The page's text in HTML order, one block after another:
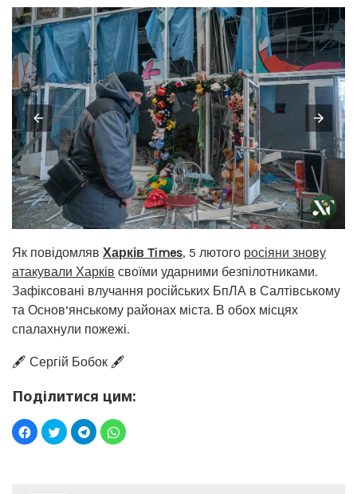
Як повідомляв Харків Times, 5 лютого росіяни знову
атакували Харків своїми ударними безпілотниками.
Зафіксовані влучання російських БпЛА в Салтівському
та Основ’янському районах міста. В обох місцях
спалахнули пожежі.
🖋️ Сергій Бобок 🖋️
Поділитися цим: